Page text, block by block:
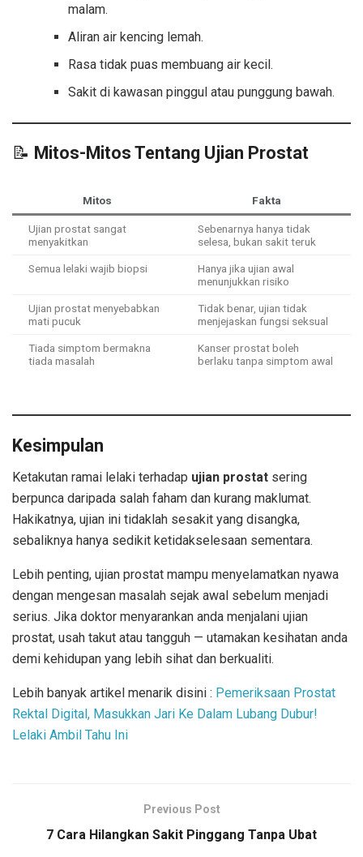
malam.
Aliran air kencing lemah.
Rasa tidak puas membuang air kecil.
Sakit di kawasan pinggul atau punggung bawah.
📝 Mitos-Mitos Tentang Ujian Prostat
Mitos Fakta
Ujian prostat sangat
menyakitkan
Sebenarnya hanya tidak
selesa, bukan sakit teruk
Semua lelaki wajib biopsi
Hanya jika ujian awal
menunjukkan risiko
Ujian prostat menyebabkan
mati pucuk
Tidak benar, ujian tidak
menjejaskan fungsi seksual
Tiada simptom bermakna
tiada masalah
Kanser prostat boleh
berlaku tanpa simptom awal
Kesimpulan
Ketakutan ramai lelaki terhadap ujian prostat sering
berpunca daripada salah faham dan kurang maklumat.
Hakikatnya, ujian ini tidaklah sesakit yang disangka,
sebaliknya hanya sedikit ketidakselesaan sementara.
Lebih penting, ujian prostat mampu menyelamatkan nyawa
dengan mengesan masalah sejak awal sebelum menjadi
serius. Jika doktor menyarankan anda menjalani ujian
prostat, usah takut atau tangguh — utamakan kesihatan anda
demi kehidupan yang lebih sihat dan berkualiti.
Lebih banyak artikel menarik disini : Pemeriksaan Prostat
Rektal Digital, Masukkan Jari Ke Dalam Lubang Dubur!
Lelaki Ambil Tahu Ini
Previous Post
7 Cara Hilangkan Sakit Pinggang Tanpa Ubat